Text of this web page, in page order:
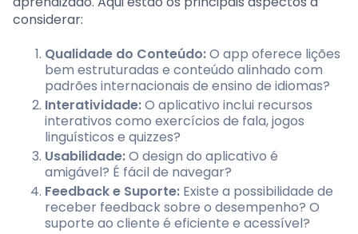
considerar:
Qualidade do Conteúdo:O app oferece lições
bem estruturadas e conteúdo alinhado com
padrões internacionais de ensino de idiomas?
Interatividade:O aplicativo inclui recursos
interativos como exercícios de fala, jogos
linguísticos e quizzes?
Usabilidade:O design do aplicativo é
amigável? É fácil de navegar?
Feedback e Suporte: Existe a possibilidade de
receber feedback sobre o desempenho? O
suporte ao cliente é eficiente e acessível?